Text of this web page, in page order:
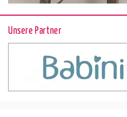
Unsere Partner